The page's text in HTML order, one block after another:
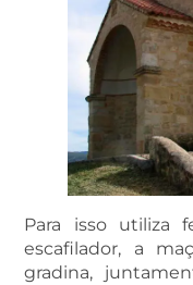
Para isso utiliza
escafilador, a
gradina,